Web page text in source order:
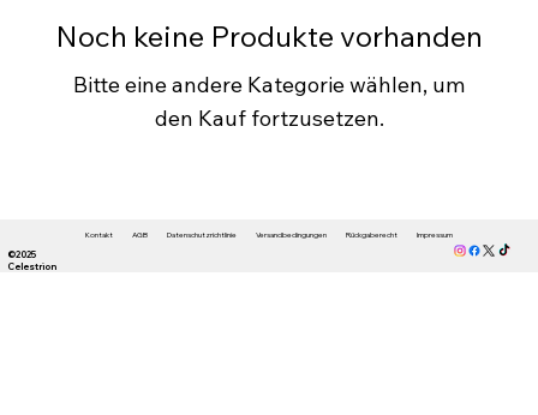
Noch keine Produkte vorhanden
Bitte eine andere Kategorie wählen, um
den Kauf fortzusetzen.
©2025
Celestrion
Kontakt AGB Datenschutzrichtlinie Versandbedingungen Rückgaberecht Impressum